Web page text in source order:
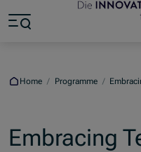
Jump to main content
Home / Programme /
Embracing